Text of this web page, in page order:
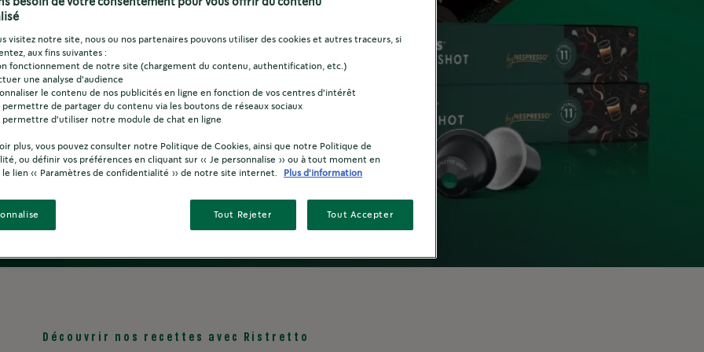
de fruits rouges, avec ou sans lait.
Découvrir nos recettes avec Ristretto
besoin de votre consentement pour vous offrir du contenu
visitez notre site, nous ou nos partenaires pouvons utiliser des cookies et autres traceurs, si
aux fins suivantes :
fonctionnement de notre site (chargement du contenu, authentification, etc.)
une analyse d'audience
le contenu de nos publicités en ligne en fonction de vos centres d'intérêt
permettre de partager du contenu via les boutons de réseaux sociaux
permettre d'utiliser notre module de chat en ligne
plus, vous pouvez consulter notre Politique de Cookies, ainsi que notre Politique de
ou définir vos préférences en cliquant sur « Je personnalise » ou à tout moment en
le lien « Paramètres de confidentialité » de notre site internet.
Plus d'information
Tout Rejeter Tout Accepter